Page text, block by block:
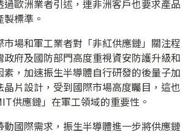
歐洲業者引述，連非洲客戶也要求產品
標準。
場和軍工業者對「非紅供應鏈」關注程
府及國防部門高度重視資安防護升級和
，加速振生半導體自行研發的後量子加
晶片設計，受到國際市場高度矚目，這也
供應鏈」在軍工領域的重要性。
動國際需求，振生半導體進一步將供應鏈